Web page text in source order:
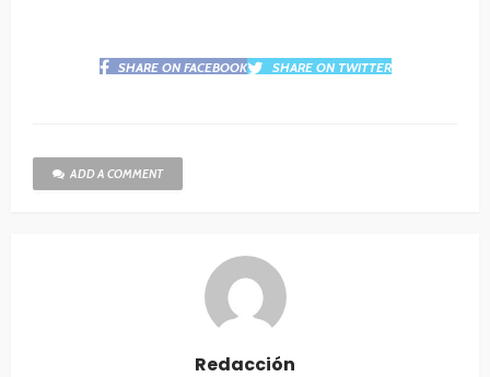
SHARE ON FACEBOOK SHARE ON TWITTER
ADD A COMMENT
Redacción